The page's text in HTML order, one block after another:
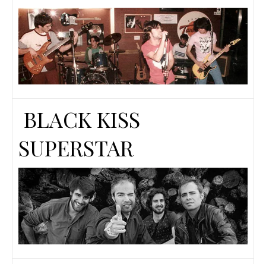
BLACK KISS
SUPERSTAR